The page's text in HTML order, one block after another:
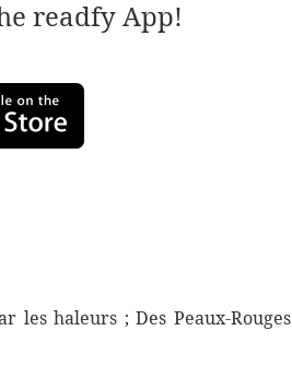
readfy App!
les haleurs ; Des Peaux-Rouges